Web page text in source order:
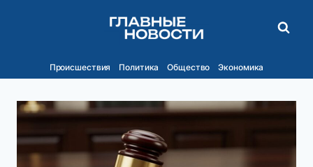
Происшествия Политика Общество Экономика